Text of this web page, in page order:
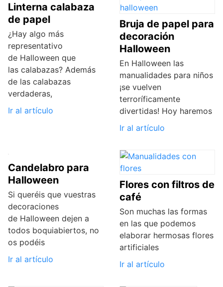
Linterna calabaza
de papel
¿Hay algo más
representativo
de Halloween que
las calabazas? Además
de las calabazas
verdaderas,
Ir al artículo
Bruja de papel para
decoración
Halloween
En Halloween las
manualidades para niños
¡se vuelven
terroríficamente
divertidas! Hoy haremos
Ir al artículo
Candelabro para
Halloween
Si queréis que vuestras
decoraciones
de Halloween dejen a
todos boquiabiertos, no
os podéis
Ir al artículo
Flores con filtros de
café
Son muchas las formas
en las que podemos
elaborar hermosas flores
artificiales
Ir al artículo